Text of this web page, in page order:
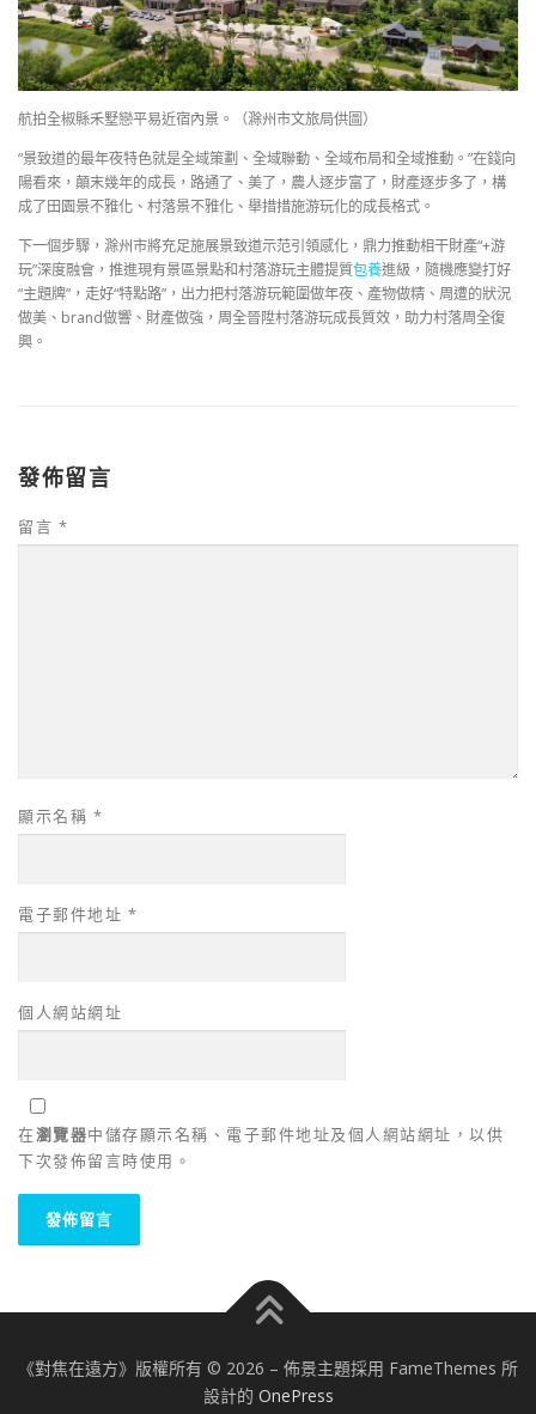
航拍全椒縣禾墅戀平易近宿內景。（滁州市文旅局供圖）
“景致道的最年夜特色就是全域策劃、全域聯動、全域布局和全域推動。”在錢向
陽看來，顛末幾年的成長，路通了、美了，農人逐步富了，財產逐步多了，構
成了田園景不雅化、村落景不雅化、舉措措施游玩化的成長格式。
下一個步驟，滁州市將充足施展景致道示范引領感化，鼎力推動相干財產“+游
玩”深度融會，推進現有景區景點和村落游玩主體提質包養進級，隨機應變打好
“主題牌”，走好“特點路”，出力把村落游玩範圍做年夜、產物做精、周遭的狀況
做美、brand做響、財產做強，周全晉陞村落游玩成長質效，助力村落周全復
興。
發佈留言
留言 *
顯示名稱 *
電子郵件地址 *
個人網站網址
在瀏覽器中儲存顯示名稱、電子郵件地址及個人網站網址，以供
下次發佈留言時使用。
《對焦在遠方》版權所有 © 2026 – 佈景主題採用 FameThemes 所
設計的 OnePress